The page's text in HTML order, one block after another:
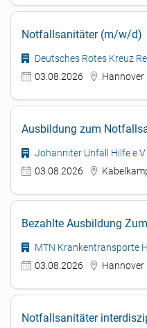
Notfallsanitäter (m/w/d)
Deutsches Rotes Kreuz
03.08.2026
Hannover
Ausbildung zum
Johanniter Unfall Hilfe e V
03.08.2026
Bezahlte Ausbildung
MTN Krankentransporte
03.08.2026
Hannover
Notfallsanitäter